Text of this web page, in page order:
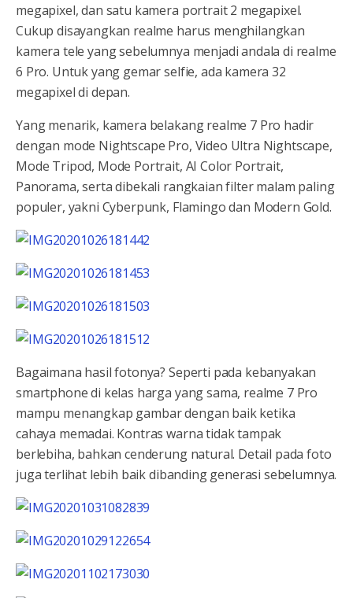
megapixel, dan satu kamera portrait 2 megapixel.
Cukup disayangkan realme harus menghilangkan
kamera tele yang sebelumnya menjadi andala di realme
6 Pro. Untuk yang gemar selfie, ada kamera 32
megapixel di depan.
Yang menarik, kamera belakang realme 7 Pro hadir
dengan mode Nightscape Pro, Video Ultra Nightscape,
Mode Tripod, Mode Portrait, AI Color Portrait,
Panorama, serta dibekali rangkaian filter malam paling
populer, yakni Cyberpunk, Flamingo dan Modern Gold.
Bagaimana hasil fotonya? Seperti pada kebanyakan
smartphone di kelas harga yang sama, realme 7 Pro
mampu menangkap gambar dengan baik ketika
cahaya memadai. Kontras warna tidak tampak
berlebiha, bahkan cenderung natural. Detail pada foto
juga terlihat lebih baik dibanding generasi sebelumnya.